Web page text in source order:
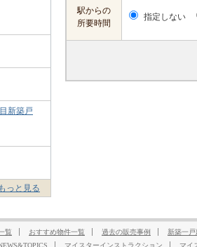
新築戸
もっと見る
駅からの
所要時間
指定しない
覧 おすすめ物件一覧 過去の販売事例
新築一